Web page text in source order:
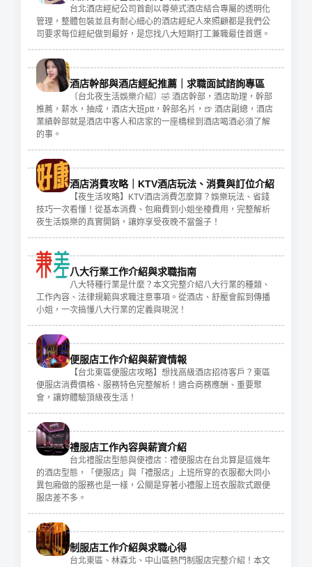
台北酒店經紀公司首創以尊榮式酒店結合專屬的透明化
管理，整體包裝並且有耐心細心的酒店經紀人來照顧都是我們公
司要求每位經紀做到最好，是您找八大短期打工兼職最佳首選。
酒店幹部與酒店經紀推薦｜求職面試諮詢專區
〔台北夜生活娛樂介紹〕🤣 酒店幹部，酒店助理，幹部
推薦，薪水，抽成，酒店大班ptt，幹部名片，🍺 酒店副總，酒店
業績幹部就是酒店中客人和店家的一座橋樑到酒店喝酒必須了解
的事。
酒店消費攻略｜KTV酒店玩法、消費與訂位介紹
【夜生活攻略】KTV酒店消費怎麼算？娛樂玩法、省錢
技巧一次看懂！從基本消費、包廂費到小姐坐檯費用，完整解析
夜生活娛樂的真實開銷，讓妳享受夜晚不當盤子！
八大行業工作介紹與求職指南
八大特種行業是什麼？本文完整介紹八大行業的種類、
工作內容、法律規範與求職注意事項。從酒店、舒壓會館到傳播
小姐，一次搞懂八大行業的定義與現況！
便服店工作介紹與薪資情報
【台北東區便服店攻略】想找高級酒店招待客戶？東區
便服店消費價格、服務特色完整解析！適合商務應酬、重要聚
會，讓妳體驗頂級夜生活！
禮服店工作內容與薪資介紹
台北禮服店型態與便禮店：禮便服店在台北算是這幾年
的酒店型態，「便服店」與「禮服店」上班所穿的衣服都大同小
異包廂做的服務也是一樣，公關是穿著小禮服上班衣服款式跟便
服店差不多。
制服店工作介紹與求職心得
台北東區、林森北、中山區熱門制服店完整介紹！本文